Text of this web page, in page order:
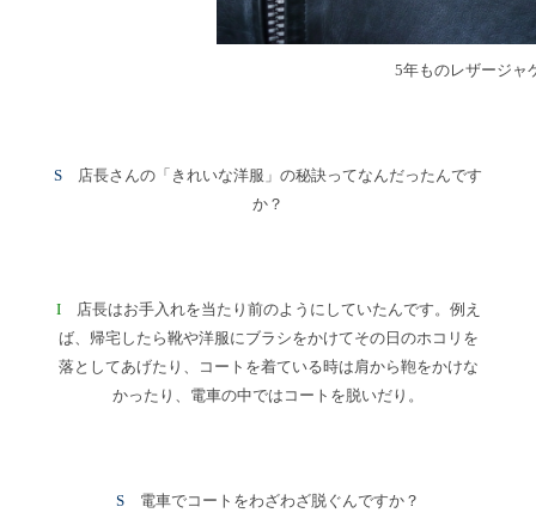
5年ものレザージャ
S 店長さんの「きれいな洋服」の秘訣ってなんだったんです
か？
I店長はお手入れを当たり前のようにしていたんです。例え
ば、帰宅したら靴や洋服にブラシをかけてその日のホコリを
落としてあげたり、コートを着ている時は肩から鞄をかけな
かったり、電車の中ではコートを脱いだり。
S 電車でコートをわざわざ脱ぐんですか？